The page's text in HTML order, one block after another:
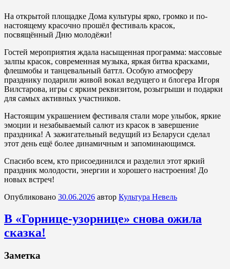
На открытой площадке Дома культуры ярко, громко и по-
настоящему красочно прошёл фестиваль красок,
посвящённый Дню молодёжи!
Гостей мероприятия ждала насыщенная программа: массовые
залпы красок, современная музыка, яркая битва красками,
флешмобы и танцевальный баттл. Особую атмосферу
празднику подарили живой вокал ведущего и блогера Игоря
Вилстарова, игры с ярким реквизитом, розыгрыши и подарки
для самых активных участников.
Настоящим украшением фестиваля стали море улыбок, яркие
эмоции и незабываемый салют из красок в завершение
праздника! А зажигательный ведущий из Беларуси сделал
этот день ещё более динамичным и запоминающимся.
Спасибо всем, кто присоединился и разделил этот яркий
праздник молодости, энергии и хорошего настроения! До
новых встреч!
Опубликовано 30.06.2026 автор Культура Невель
В «Горнице-узорнице» снова ожила
сказка!
Заметка